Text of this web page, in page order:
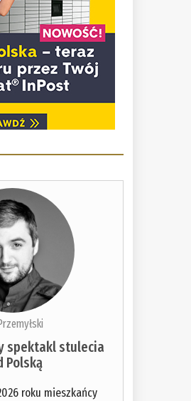
spektakl stulecia
Polską
roku mieszkańcy